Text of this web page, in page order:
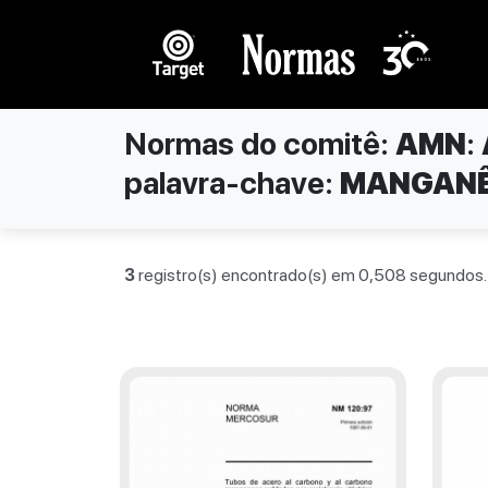
Normas do comitê: AMN:
palavra-chave:
3registro(s) encontrado(s) em 0,508 segundos.